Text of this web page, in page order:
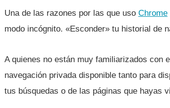
Una de las razones por las que uso Chrome
modo incógnito. «Esconder» tu historial de
A quienes no están muy familiarizados con
navegación privada disponible tanto para
tus búsquedas o de las páginas que hayas